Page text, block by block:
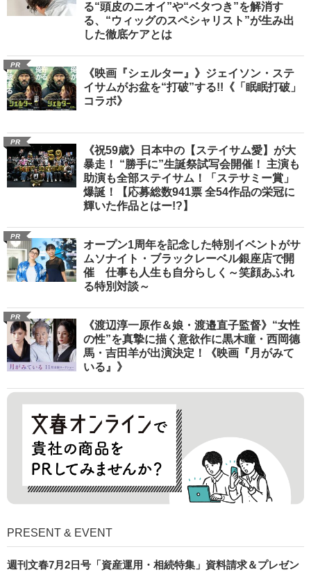
る“頭皮のニオイ”や“ベタつき”を解消す
る、“ウィッグのスペシャリスト”が生み出
した徹底ケアとは
PR
《映画『シェルター』》ジェイソン・ステ
イサムがお盆を“打破”する!!《「眠眠打破」
コラボ》
PR
《祝59歳》日本中の【ステイサム愛】が大
暴走！ “勝手に”生誕祭試写会開催！ 主演も
助演も全部ステイサム！「ステサミー賞」
爆誕！【応募総数941票 全54作品の栄冠に
輝いた作品とはー!?】
PR
オープン1周年を記念した特別イベントがサ
ムソナイト・ブラックレーベル銀座店で開
催 仕事も人生も自分らしく～笑顔あふれ
る特別対談～
PR
《渡辺淳一原作＆娘・渡邉直子監督》“女性
の性”を真摯に描く意欲作に黒木瞳・西岡德
馬・吉田羊が出演決定！《映画『月がみて
いる』》
PRESENT & EVENT
週刊文春7月2日号「資産運用・相続特集」資料請求＆プレゼン